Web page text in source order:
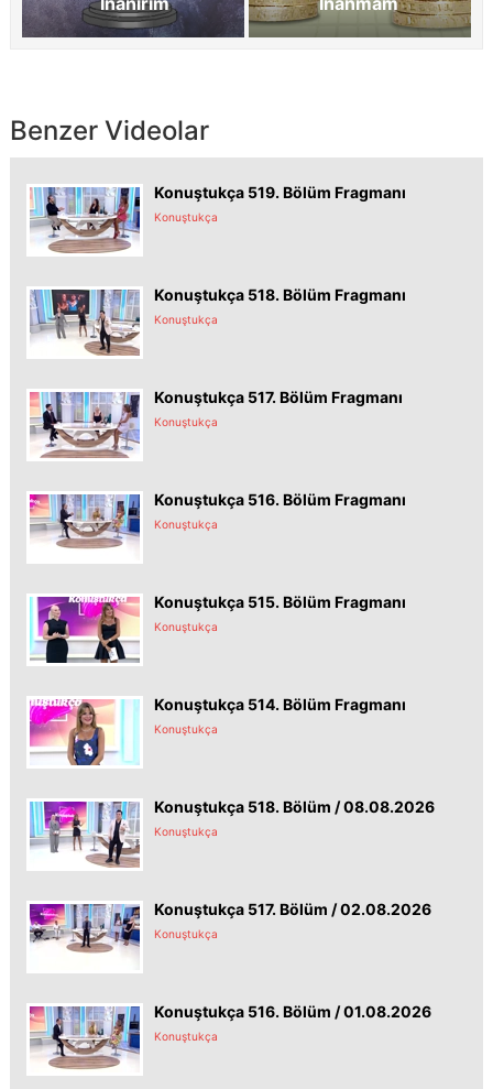
Benzer Videolar
Konuştukça 519. Bölüm Fragmanı
Konuştukça
Konuştukça 518. Bölüm Fragmanı
Konuştukça
Konuştukça 517. Bölüm Fragmanı
Konuştukça
Konuştukça 516. Bölüm Fragmanı
Konuştukça
Konuştukça 515. Bölüm Fragmanı
Konuştukça
Konuştukça 514. Bölüm Fragmanı
Konuştukça
Konuştukça 518. Bölüm / 08.08.2026
Konuştukça
Konuştukça 517. Bölüm / 02.08.2026
Konuştukça
Konuştukça 516. Bölüm / 01.08.2026
Konuştukça